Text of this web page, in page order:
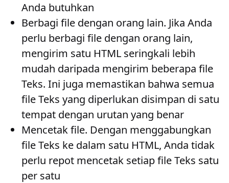
Anda butuhkan
Berbagi file dengan orang lain. Jika Anda
perlu berbagi file dengan orang lain,
mengirim satu HTML seringkali lebih
mudah daripada mengirim beberapa file
Teks. Ini juga memastikan bahwa semua
file Teks yang diperlukan disimpan di satu
tempat dengan urutan yang benar
Mencetak file. Dengan menggabungkan
file Teks ke dalam satu HTML, Anda tidak
perlu repot mencetak setiap file Teks satu
per satu